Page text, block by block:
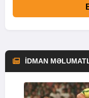
İDMAN